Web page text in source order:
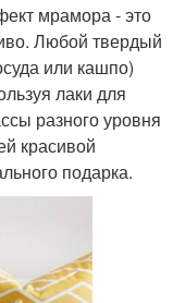
мрамора - это
Любой твердый
или кашпо)
лаки для
разного уровня
красивой
подарка.